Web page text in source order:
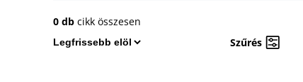
0 db cikk összesen
Szűrés